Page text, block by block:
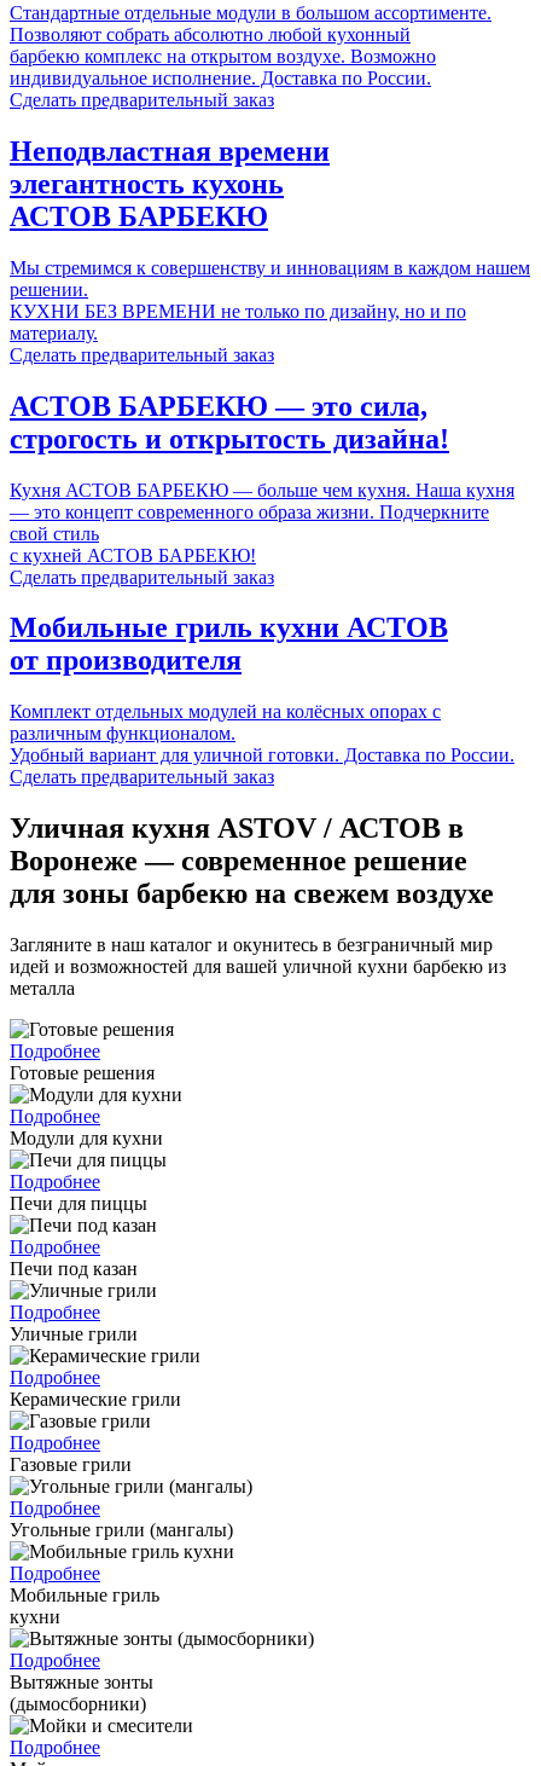
Стандартные отдельные модули в большом ассортименте.
Позволяют собрать абсолютно любой кухонный
барбекю комплекс на открытом воздухе. Возможно
индивидуальное исполнение. Доставка по России.
Сделать предварительный заказ
Неподвластная времени
элегантность кухонь
АСТОВ БАРБЕКЮ
Мы стремимся к совершенству и инновациям в каждом нашем
решении.
КУХНИ БЕЗ ВРЕМЕНИ не только по дизайну, но и по
материалу.
Сделать предварительный заказ
АСТОВ БАРБЕКЮ — это сила,
строгость и открытость дизайна!
Кухня АСТОВ БАРБЕКЮ — больше чем кухня. Наша кухня
— это концепт современного образа жизни. Подчеркните
свой стиль
с кухней АСТОВ БАРБЕКЮ!
Сделать предварительный заказ
Мобильные гриль кухни АСТОВ
от производителя
Комплект отдельных модулей на колёсных опорах с
различным функционалом.
Удобный вариант для уличной готовки. Доставка по России.
Сделать предварительный заказ
Уличная кухня ASTOV / АСТОВ в
Воронеже — современное решение
для зоны барбекю на свежем воздухе
Загляните в наш каталог и окунитесь в безграничный мир
идей и возможностей для вашей уличной кухни барбекю из
металла
Подробнее
Готовые решения
Подробнее
Модули для кухни
Подробнее
Печи для пиццы
Подробнее
Печи под казан
Подробнее
Уличные грили
Подробнее
Керамические грили
Подробнее
Газовые грили
Подробнее
Угольные грили (мангалы)
Подробнее
Мобильные гриль
кухни
Подробнее
Вытяжные зонты
(дымосборники)
Подробнее